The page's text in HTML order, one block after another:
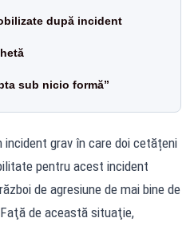
după incident
sub nicio formă”
grav în care doi cetățeni
pentru acest incident
de agresiune de mai bine de
de această situaţie,